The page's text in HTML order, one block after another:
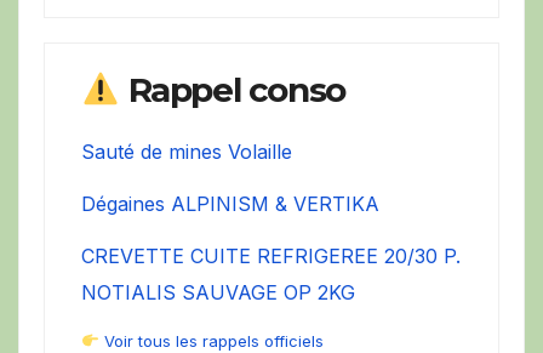
Rappel conso
Sauté de mines Volaille
Dégaines ALPINISM & VERTIKA
CREVETTE CUITE REFRIGEREE 20/30 P.
NOTIALIS SAUVAGE OP 2KG
Voir tous les rappels officiels